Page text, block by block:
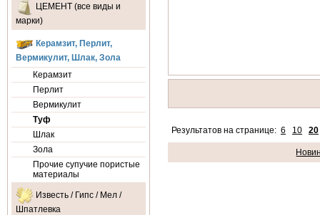
ЦЕМЕНТ (все виды и
марки)
Керамзит, Перлит,
Вермикулит, Шлак, Зола
Керамзит
Перлит
Вермикулит
Туф
Шлак
Зола
Прочие супучие пористые
материалы
Известь / Гипс / Мел /
Шпатлевка
Результатов на странице: 6 10 20